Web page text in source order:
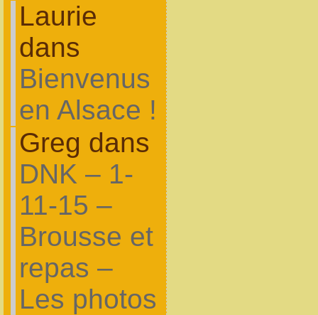
Laurie
dans
Bienvenus
en Alsace !
Greg dans
DNK – 1-
11-15 –
Brousse et
repas –
Les photos